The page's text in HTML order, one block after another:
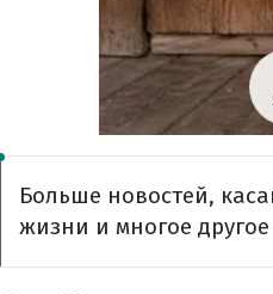
Больше новостей,
жизни и многое